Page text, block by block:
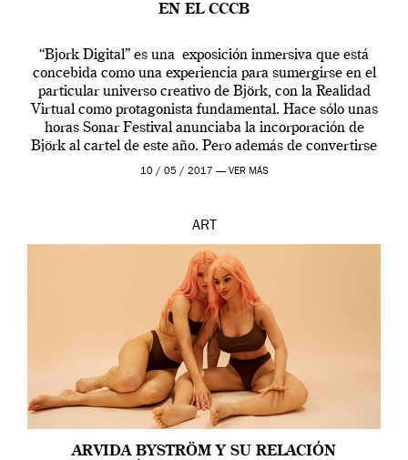
EN EL CCCB
“Bjork Digital” es una exposición inmersiva que está
concebida como una experiencia para sumergirse en el
particular universo creativo de Björk, con la Realidad
Virtual como protagonista fundamental. Hace sólo unas
horas Sonar Festival anunciaba la incorporación de
Björk al cartel de este año. Pero además de convertirse
en una de las actuaciones más relevantes […]
10 / 05 / 2017 — VER MÁS
ART
ARVIDA BYSTRÖM Y SU RELACIÓN